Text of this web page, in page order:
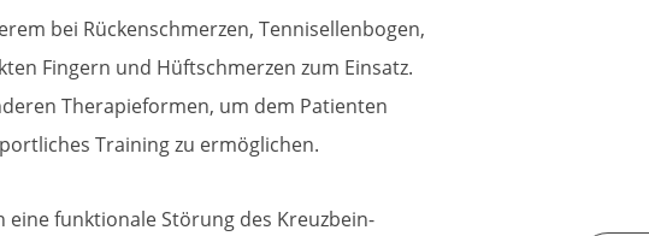
bei Rückenschmerzen, Tennisellenbogen,
Fingern und Hüftschmerzen zum Einsatz.
Therapieformen, um dem Patienten
Training zu ermöglichen.
eine funktionale Störung des Kreuzbein-